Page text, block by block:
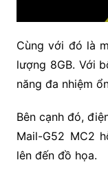
Cùng với đó là
lượng 8GB. Với
năng đa nhiệm
Bên cạnh đó,
Mail-G52 MC2
lên đến đồ họa.